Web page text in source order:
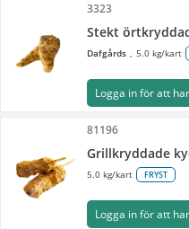
3323
Stekt
Dafgårds 5.0 kg/kart
Logga in för att
81196
Grillkryddade
5.0 kg/kart FRYST
Logga in för att